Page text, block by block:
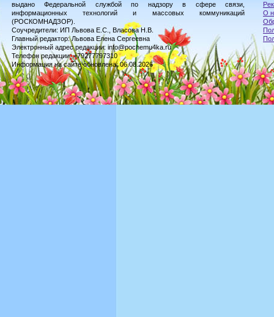
выдано Федеральной службой по надзору в сфере связи,
информационных технологий и массовых коммуникаций
(РОСКОМНАДЗОР).
Соучредители: ИП Львова Е.С., Власова Н.В.
Главный редактор: Львова Елена Сергеевна
Электронный адрес редакции: info@pochemu4ka.ru
Телефон редакции: +79277797310
Информация на сайте обновлена: 06.08.2026
О